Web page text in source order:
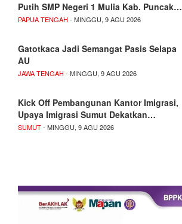
Putih SMP Negeri 1 Mulia Kab. Puncak…
PAPUA TENGAH - MINGGU, 9 AGU 2026
Gatotkaca Jadi Semangat Pasis Selapa
AU
JAWA TENGAH - MINGGU, 9 AGU 2026
Kick Off Pembangunan Kantor Imigrasi,
Upaya Imigrasi Sumut Dekatkan…
SUMUT- MINGGU, 9 AGU 2026